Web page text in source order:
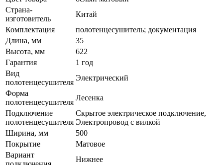
Страна-
изготовитель
Китай
Комплектация
полотенцесушитель; документация
Длина, мм
35
Высота, мм
622
Гарантия
1 год
Вид
полотенцесушителя
Электрический
Форма
полотенцесушителя
Лесенка
Подключение
полотенцесушителя
Скрытое электрическое подключение,
Электропровод с вилкой
Ширина, мм
500
Покрытие
Матовое
Вариант
Нижнее